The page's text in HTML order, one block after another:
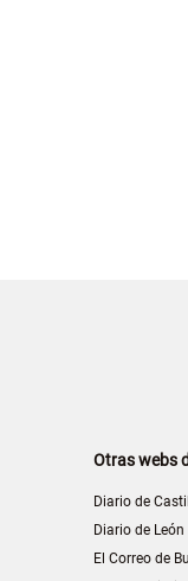
Otras webs
Diario de
Diario de León
El Correo de